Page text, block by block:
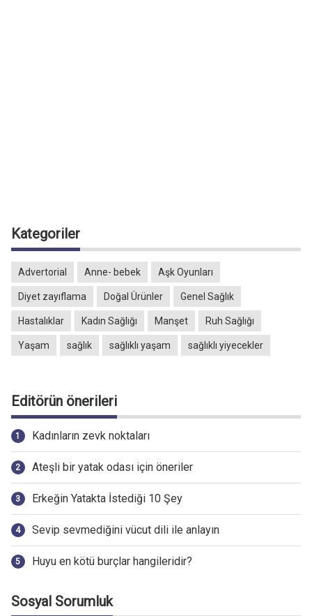
Kategoriler
Advertorial Anne- bebek Aşk Oyunları
Diyet zayıflama Doğal Ürünler Genel Sağlık
Hastalıklar Kadın Sağlığı Manşet Ruh Sağlığı
Yaşam sağlık sağlıklı yaşam sağlıklı yiyecekler
Editörün önerileri
Kadınların zevk noktaları
Ateşli bir yatak odası için öneriler
Erkeğin Yatakta İstediği 10 Şey
Sevip sevmediğini vücut dili ile anlayın
Huyu en kötü burçlar hangileridir?
Sosyal Sorumluk